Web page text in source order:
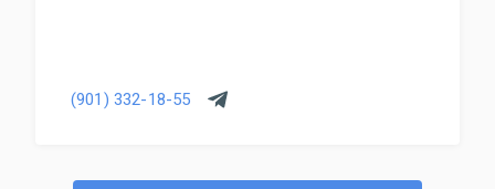
(901) 332-18-55